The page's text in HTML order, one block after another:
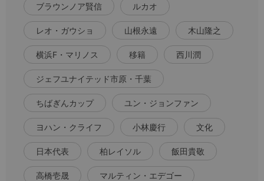
ブラウンノア賢信 ルカオ
レオ・ガウショ 山根永遠 木山隆之
横浜F・マリノス 移籍 西川潤
ジェフユナイテッド市原・千葉
ちばぎんカップ ユン・ジョンファン
ヨハン・クライフ 小林慶行 文化
日本代表 柏レイソル 飯田貴敬
高橋壱晟 マルティン・エデゴー